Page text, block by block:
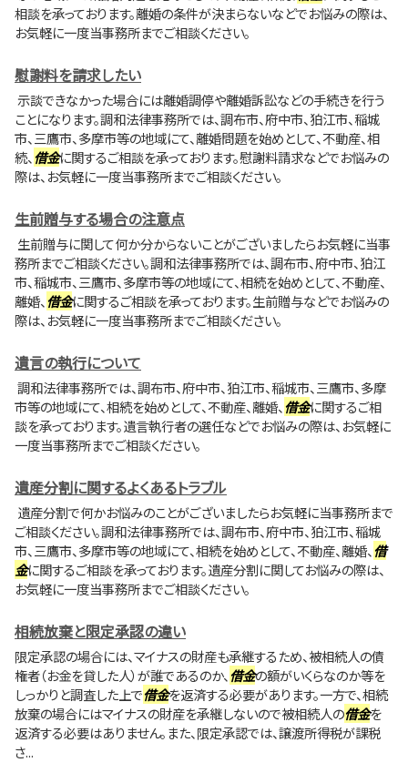
相談を承っております。離婚の条件が決まらないなどでお悩みの際は、
お気軽に一度当事務所までご相談ください。
慰謝料を請求したい
示談できなかった場合には離婚調停や離婚訴訟などの手続きを行う
ことになります。調和法律事務所では、調布市、府中市、狛江市、稲城
市、三鷹市、多摩市等の地域にて、離婚問題を始めとして、不動産、相
続、借金に関するご相談を承っております。慰謝料請求などでお悩みの
際は、お気軽に一度当事務所までご相談ください。
生前贈与する場合の注意点
生前贈与に関して何か分からないことがございましたらお気軽に当事
務所までご相談ください。調和法律事務所では、調布市、府中市、狛江
市、稲城市、三鷹市、多摩市等の地域にて、相続を始めとして、不動産、
離婚、借金に関するご相談を承っております。生前贈与などでお悩みの
際は、お気軽に一度当事務所までご相談ください。
遺言の執行について
調和法律事務所では、調布市、府中市、狛江市、稲城市、三鷹市、多摩
市等の地域にて、相続を始めとして、不動産、離婚、借金に関するご相
談を承っております。遺言執行者の選任などでお悩みの際は、お気軽に
一度当事務所までご相談ください。
遺産分割に関するよくあるトラブル
遺産分割で何かお悩みのことがございましたらお気軽に当事務所まで
ご相談ください。調和法律事務所では、調布市、府中市、狛江市、稲城
市、三鷹市、多摩市等の地域にて、相続を始めとして、不動産、離婚、借
金に関するご相談を承っております。遺産分割に関してお悩みの際は、
お気軽に一度当事務所までご相談ください。
相続放棄と限定承認の違い
限定承認の場合には、マイナスの財産も承継するため、被相続人の債
権者（お金を貸した人）が誰であるのか、借金の額がいくらなのか等を
しっかりと調査した上で借金を返済する必要があります。一方で、相続
放棄の場合にはマイナスの財産を承継しないので被相続人の借金を
返済する必要はありません。また、限定承認では、譲渡所得税が課税
さ...